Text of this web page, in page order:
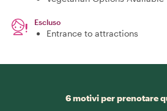
Escluso
Entrance to attractions
6 motivi per prenotare